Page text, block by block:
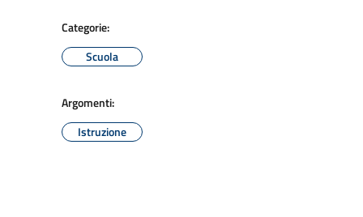
Categorie:
Scuola
Argomenti:
Istruzione